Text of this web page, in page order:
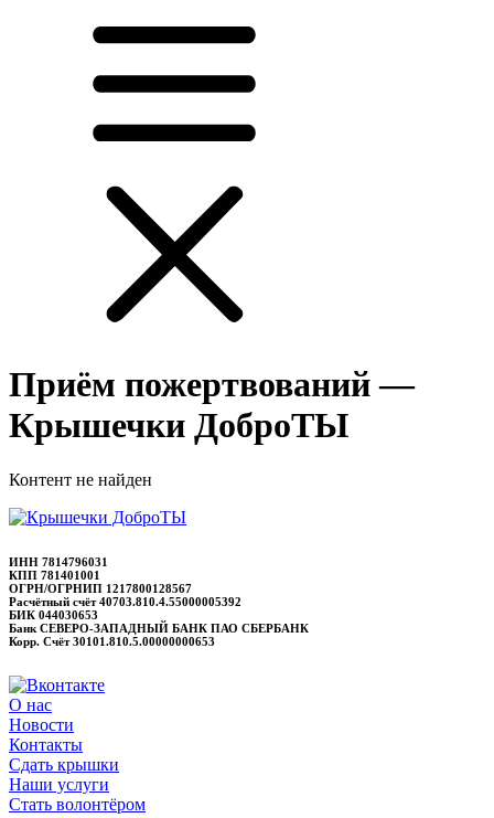
Приём пожертвований —
Крышечки ДоброТЫ
Контент не найден
ИНН 7814796031
КПП 781401001
ОГРН/ОГРНИП 1217800128567
Расчётный счёт 40703.810.4.55000005392
БИК 044030653
Банк СЕВЕРО-ЗАПАДНЫЙ БАНК ПАО СБЕРБАНК
Корр. Счёт 30101.810.5.00000000653
О нас
Новости
Контакты
Сдать крышки
Наши услуги
Стать волонтёром